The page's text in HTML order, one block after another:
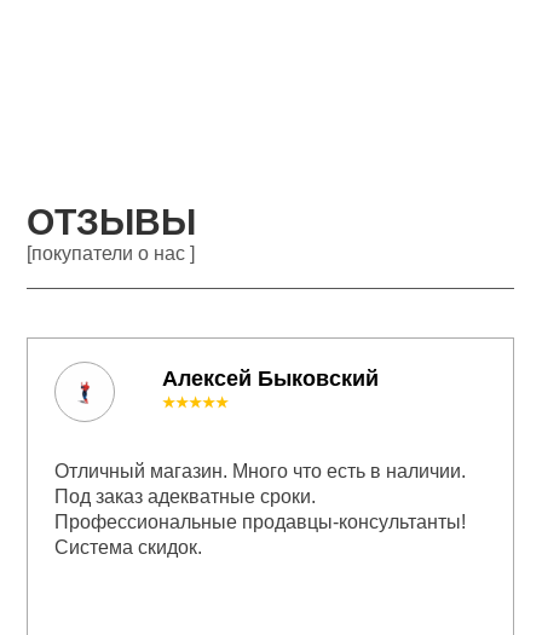
ОТЗЫВЫ
[покупатели о нас ]
Алексей Быковский
★★★★★
Отличный магазин. Много что есть в наличии.
Под заказ адекватные сроки.
Профессиональные продавцы-консультанты!
Система скидок.